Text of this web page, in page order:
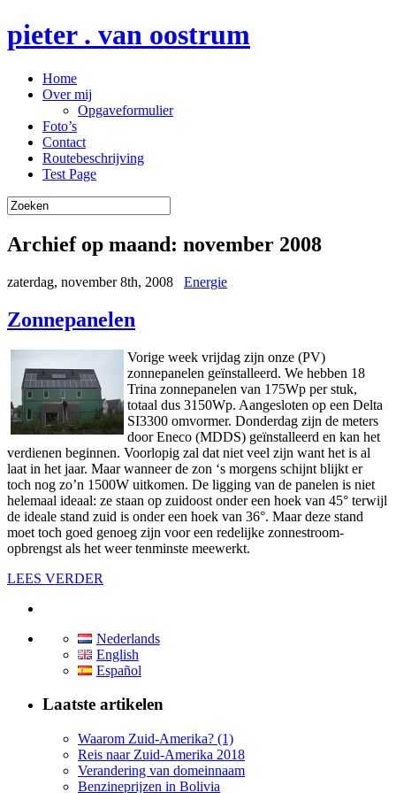
pieter . van oostrum
Home
Over mij
Opgaveformulier
Foto’s
Contact
Routebeschrijving
Test Page
Archief op maand: november 2008
zaterdag, november 8th, 2008 Energie
Zonnepanelen
Vorige week vrijdag zijn onze (PV)
zonnepanelen geïnstalleerd. We hebben 18
Trina zonnepanelen van 175Wp per stuk,
totaal dus 3150Wp. Aangesloten op een Delta
SI3300 omvormer. Donderdag zijn de meters
door Eneco (MDDS) geïnstalleerd en kan het
verdienen beginnen. Voorlopig zal dat niet veel zijn want het is al
laat in het jaar. Maar wanneer de zon ‘s morgens schijnt blijkt er
toch nog zo’n 1500W uitkomen. De ligging van de panelen is niet
helemaal ideaal: ze staan op zuidoost onder een hoek van 45° terwijl
de ideale stand zuid is onder een hoek van 36°. Maar deze stand
moet toch goed genoeg zijn voor een redelijke zonnestroom-
opbrengst als het weer tenminste meewerkt.
LEES VERDER
Nederlands
English
Español
Laatste artikelen
Waarom Zuid-Amerika? (1)
Reis naar Zuid-Amerika 2018
Verandering van domeinnaam
Benzineprijzen in Bolivia